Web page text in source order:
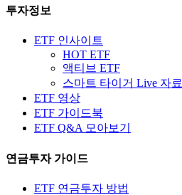
투자정보
ETF 인사이트
HOT ETF
액티브 ETF
스마트 타이거 Live 자료
ETF 영상
ETF 가이드북
ETF Q&A 모아보기
연금투자 가이드
ETF 연금투자 방법